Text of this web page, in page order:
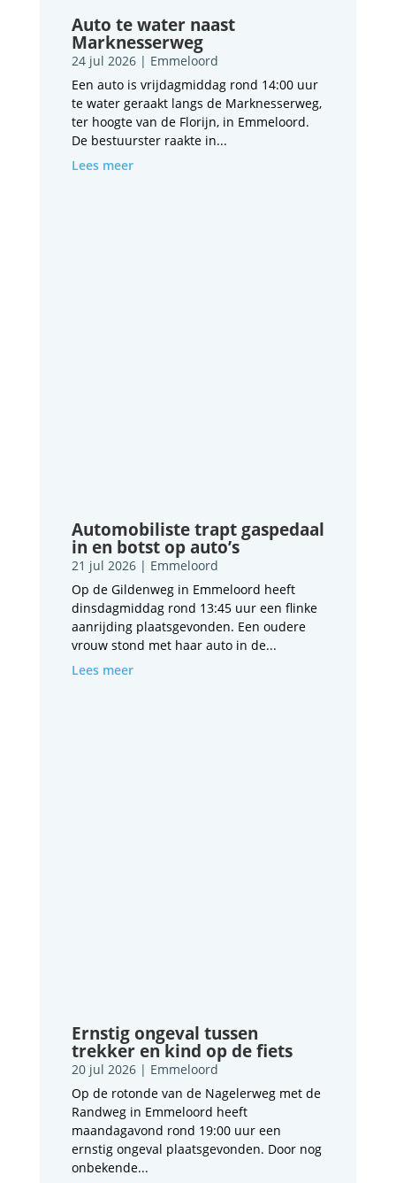
Auto te water naast
Marknesserweg
24 jul 2026| Emmeloord
Een auto is vrijdagmiddag rond 14:00 uur
te water geraakt langs de Marknesserweg,
ter hoogte van de Florijn, in Emmeloord.
De bestuurster raakte in...
Lees meer
Automobiliste trapt gaspedaal
in en botst op auto’s
21 jul 2026| Emmeloord
Op de Gildenweg in Emmeloord heeft
dinsdagmiddag rond 13:45 uur een flinke
aanrijding plaatsgevonden. Een oudere
vrouw stond met haar auto in de...
Lees meer
Ernstig ongeval tussen
trekker en kind op de fiets
20 jul 2026| Emmeloord
Op de rotonde van de Nagelerweg met de
Randweg in Emmeloord heeft
maandagavond rond 19:00 uur een
ernstig ongeval plaatsgevonden. Door nog
onbekende...